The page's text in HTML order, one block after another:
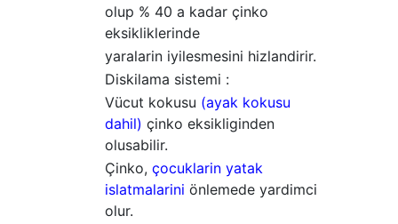
olup % 40 a kadar çinko
eksikliklerinde
yaralarin iyilesmesini hizlandirir.
Diskilama sistemi :
Vücut kokusu (ayak kokusu
dahil) çinko eksikliginden
olusabilir.
Çinko, çocuklarin yatak
islatmalarini önlemede yardimci
olur.